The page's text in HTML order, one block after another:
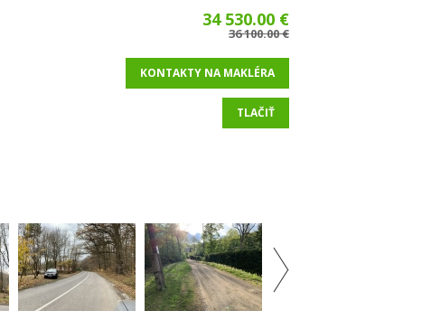
34 530.00 €
36 100.00 €
KONTAKTY NA MAKLÉRA
TLAČIŤ